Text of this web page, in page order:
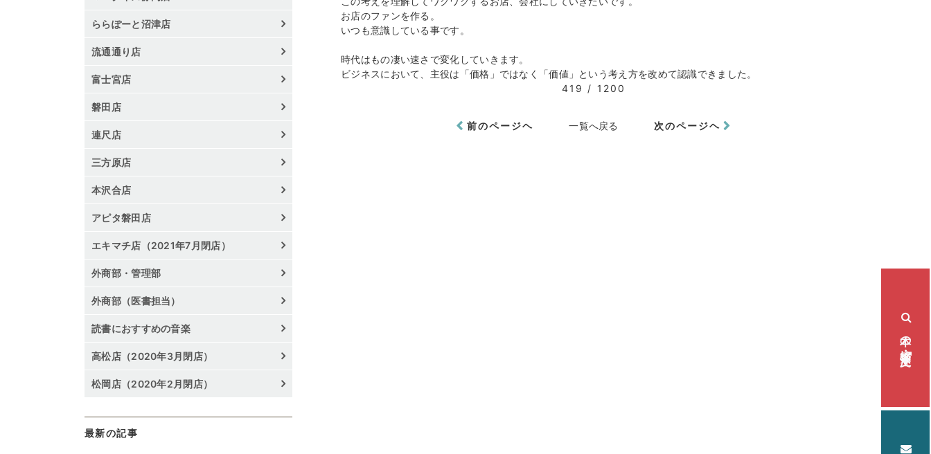
本の検索・注文
お店のファンを作る。
いつも意識している事です。
時代はもの凄い速さで変化していきます。
ビジネスにおいて、主役は「価格」ではなく「価値」という考え方を改めて認識できました。
419 / 1200
前のページヘ 一覧へ戻る 次のページヘ
ららぽーと沼津店
流通通り店
富士宮店
磐田店
連尺店
三方原店
本沢合店
アピタ磐田店
エキマチ店（2021年7月閉店）
外商部・管理部
外商部（医書担当）
読書におすすめの音楽
高松店（2020年3月閉店）
松岡店（2020年2月閉店）
最新の記事